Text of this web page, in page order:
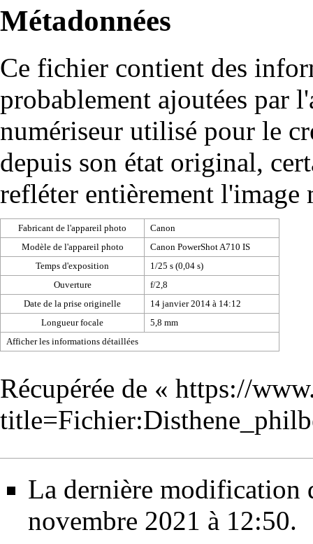
Métadonnées
Ce fichier contient des
probablement ajoutées par
numériseur utilisé pour le
depuis son état original,
refléter entièrement l'image
Fabricant de l'appareil photo
Canon
Modèle de l'appareil photo
Canon PowerShot A710 IS
Temps d'exposition
1/25 s (0,04 s)
Ouverture
f/2,8
Date de la prise originelle
14 janvier 2014 à 14:12
Longueur focale
5,8 mm
Afficher les informations détaillées
Récupérée de « https://
La dernière modification
novembre 2021 à 12:50.